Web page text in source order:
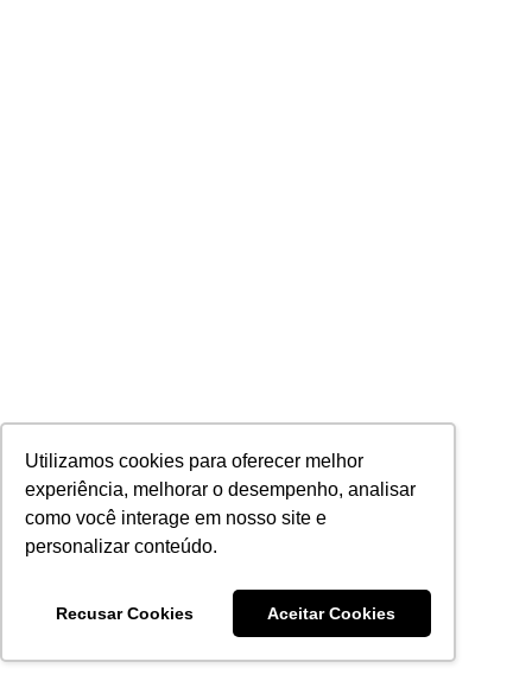
Utilizamos cookies para oferecer melhor
experiência, melhorar o desempenho, analisar
como você interage em nosso site e
personalizar conteúdo.
Recusar Cookies Aceitar Cookies